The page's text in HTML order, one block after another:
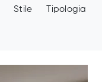
Stile Tipologia